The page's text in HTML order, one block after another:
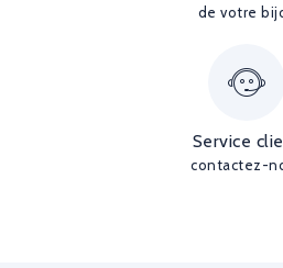
de votre
Service
contactez-